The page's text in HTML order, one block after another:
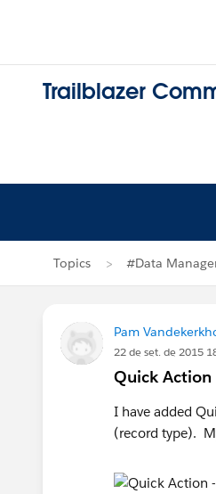
Trailblazer
Topics #Data
Pam
22 de set. de 2015
Quick Action
I have added
(record type).